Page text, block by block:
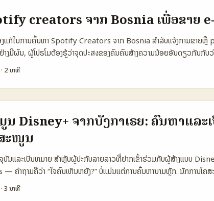
creators ຈາກຕຸຣັກ ທີ່ຈະເຮັດໃຫ້ປະສົບຜົນສູງຂຶ້ນ — ສະເລີຍຈາກປະ
ການຮັບມືສະພາບຄວາມສ່ຽງໃນແພດແລະ AI era (ByteDance AI
Snapshot) 📈 🧩 Metric Local Turkey Creators Asia-
👥 Monthly Active 850.000 2.400.000 1.100.000 💬 Avg
Booking Lift 5–12% 3–8% 4–10% 💰 Avg Fee per Post
Low Medium Medium ຕາຕະລາງນີ້ສະເລີຍການສະກຸລຂໍ້ມູນທົດສອບທົ່
ບເກີນກຸ່ມອື່ນ, engagement ສູງແຕ່ຄ່າຕໍ່ໂພສຕ່ໍາ; ການເລືອກກະທົບລາວແບ
ທ້ຈິງ. ...
creators ຈາກ Bosnia ເພື່ອຂາຍ
ແກ້ໃນການຄົ້ນຫາ Spotify Creators ຈາກ Bosnia ສຳລັບແຈ້ງການຂາຍ
ງມີຜົນ, ຜູ້ໂປຣໂມຕ້ອງຮູ້ວ່າຈຸດປະสงຂອງຄົນຄົນສ້າງຄວາມນ້ອຍອັນດຽວກັນກັບ
ະບໍ່ມີ follower ຫຼາຍແຕ່ມີ audience ທີ່ເໝາະສົມທີ່ຈະສົ່ງຂໍ້ຄວາມການຮຽນ.
ອງຄິວເລີນ. ບົດນີ້ຈະພາທ່ານຜ່ານຂັ້ນຕອນທີ່ປະຕິບັດໄດ້ — ຈາກການຄົ້ນ
ຕໍ່ແບບມີຄວາມຮູ້ຈັກ, ແລະແນວທາງການຈັດງວ່າເງິນຂອງທ່ານຈະຖືກໃຊ້ຢ່າງມີ
ນຳແບບການເຮັດວຽກທີ່ລອງແລ້ວໄດ້ເຫັນຜົນເທິງ. 📊 ຕາຕະລາງຂໍ້ມູນ: ປຽບທຽ
vs Social vs Paid) 🧩 Metric Playlist Promotion Social
150.000 120.000 80.000 📈 Conversion 6% 4% 12% 💰
USD 1.200 USD ⏱️ Time to ROI 30–45 ວັນ 14–30 ວັນ
High ຕາຕະລາງແສດງວ່າ Playlist Promotion ແມ່ນທາງເລືອກທີ່ມີຄ່າຕໍ່ຜົນ
Marketing Package ທີ່ໃຫ້ຜົນດ່ວນແຕ່ມີການວິເຄາະຈໍາກັດ), ຂະໜາດ
ໄດ້ຫຼາຍກວ່າເພາະມີການກຳນົດການທົດສອບແລະການລາຍງານລະອຽດ. ...
· 2 ນາທີ
ນ Disney+ ຈາກບັງກາເຣຍ: ຄົ້ນຫາແລະ
ະໜູນ
ນແລະເປັນຫມາຍ ສຳຫຼັບຜູ້ປະກັບລາຍລາວທີ່ຢາກເຂົ້າຮ່ວມກັບຜູ້ສ້າງແບບ
ຄຳຖາມຄືວ່າ “ໃຈຄົນເຫັນຫຍັງ?” ບໍ່ແມ່ນແຕ່ການຄົ້ນຫານາມຫຼັກ. ນັກການໂຄສະ
livestream ແລະວ່າການນໍາເຂົ້າຂໍ້ຄວາມຂອງແບຣນຈະອ່ອນຫຼືຮ້າຍຕໍ່
·3 ນາທີ